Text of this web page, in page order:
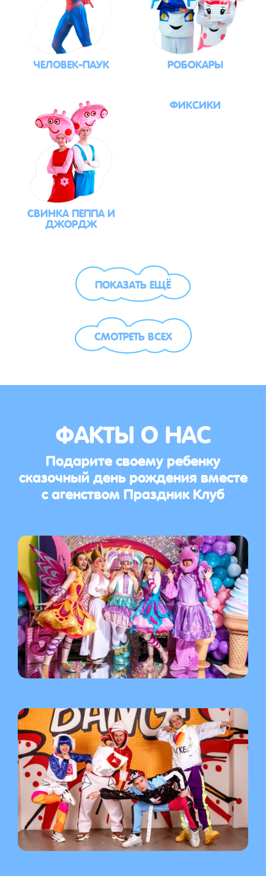
ЧЕЛОВЕК-ПАУК РОБОКАРЫ
СВИНКА ПЕППА И
ДЖОРДЖ
ФИКСИКИ
ПОКАЗАТЬ ЕЩЁ
СМОТРЕТЬ ВСЕХ
ФАКТЫ О НАС
Подарите своему ребенку
сказочный день рождения вместе
с агенством Праздник Клуб